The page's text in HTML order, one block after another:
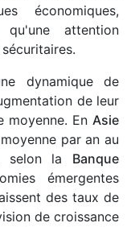
économiques,
attention
dynamique de
de leur
moyenne. En Asie
par an au
selon la Banque
émergentes
des taux de
de croissance